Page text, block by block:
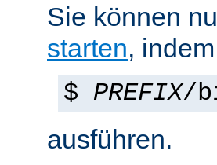
Sie können
starten,
$ PREFIX/
ausführen.